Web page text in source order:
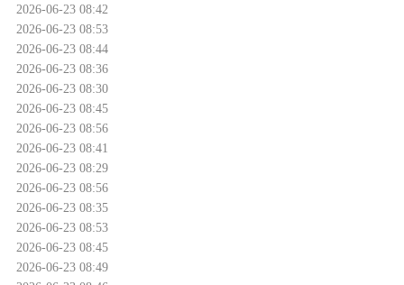
2026-06-23 08:42
2026-06-23 08:53
2026-06-23 08:44
2026-06-23 08:36
2026-06-23 08:30
2026-06-23 08:45
2026-06-23 08:56
2026-06-23 08:41
2026-06-23 08:29
2026-06-23 08:56
2026-06-23 08:35
2026-06-23 08:53
2026-06-23 08:45
2026-06-23 08:49